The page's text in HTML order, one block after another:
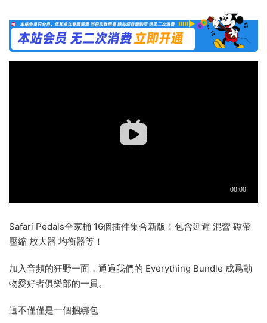
Safari Pedals全家桶 16個插件集合新版！包含延遲 混響 磁帶
壓縮 放大器 均衡器等！
加入音頻的狂野一面，通過我們的 Everything Bundle 成爲動
物愛好者俱樂部的一員。
這不僅僅是一個捆綁包